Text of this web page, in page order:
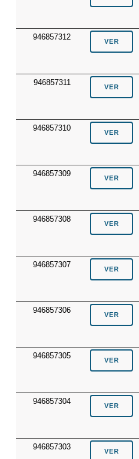
946857312
946857311
946857310
946857309
946857308
946857307
946857306
946857305
946857304
946857303